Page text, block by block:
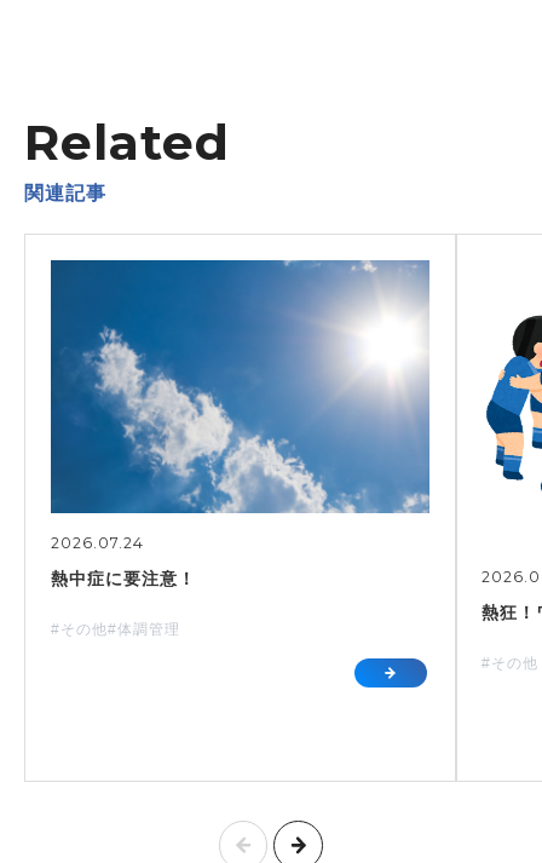
Related
関連記事
2026.07.24
熱中症に要注意！
#その他#体調管理
熱狂！
#その他